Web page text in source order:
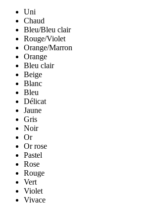
Uni
Chaud
Bleu/Bleu clair
Rouge/Violet
Orange/Marron
Orange
Bleu clair
Beige
Blanc
Bleu
Délicat
Jaune
Gris
Noir
Or
Or rose
Pastel
Rose
Rouge
Vert
Violet
Vivace